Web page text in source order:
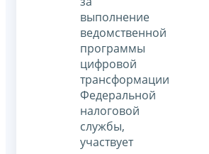
выполнение
ведомственной
программы
цифровой
трансформации
Федеральной
налоговой
службы,
участвует